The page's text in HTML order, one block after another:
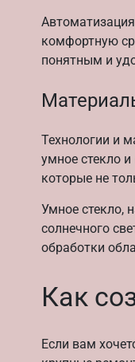
комфортную
понятным и
Технологии и
умное стекло
которые не
Умное стекло,
солнечного
обработки
Как
Если вам